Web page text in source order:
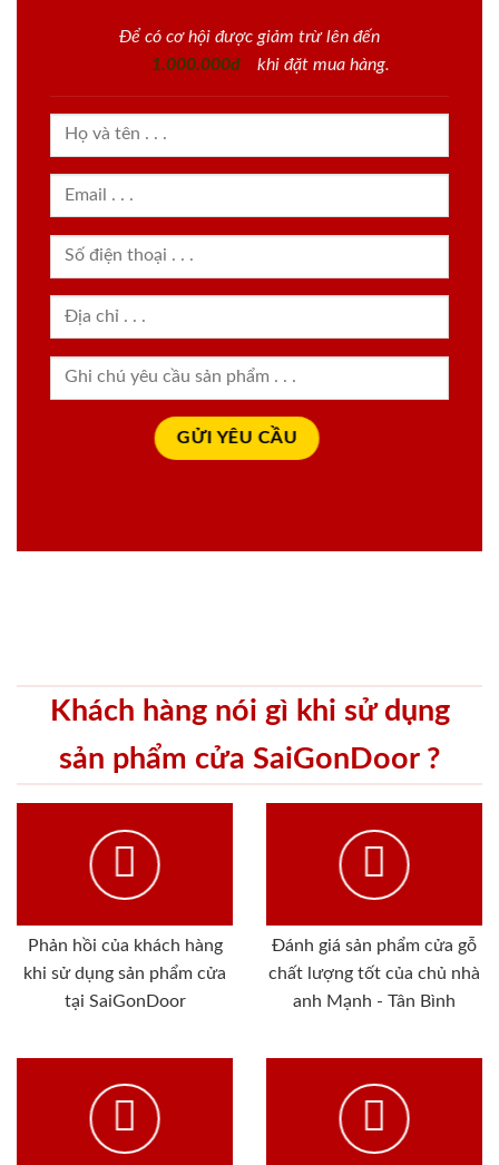
Để có cơ hội được giảm trừ lên đến
1.000.000đ
khi đặt mua hàng.
Khách hàng nói gì khi sử dụng
sản phẩm cửa SaiGonDoor ?
Phản hồi của khách hàng
khi sử dụng sản phẩm cửa
tại SaiGonDoor
Đánh giá sản phẩm cửa gỗ
chất lượng tốt của chủ nhà
anh Mạnh - Tân Bình